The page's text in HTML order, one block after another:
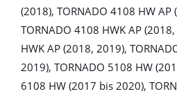
(2018), TORNADO 4108 HW AP
TORNADO 4108 HWK AP
HWK AP (2018, 2019),
2019), TORNADO 5108 HW
6108 HW (2017 bis 2020),